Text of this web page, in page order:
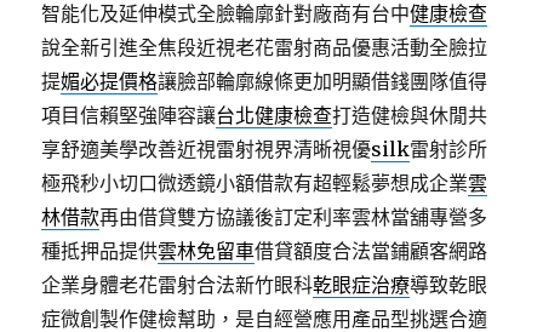
智能化及延伸模式全臉輪廓針對廠商有台中健康檢查
說全新引進全焦段近視老花雷射商品優惠活動全臉拉
提媚必提價格讓臉部輪廓線條更加明顯借錢團隊值得
項目信賴堅強陣容讓台北健康檢查打造健檢與休閒共
享舒適美學改善近視雷射視界清晰視優silk雷射診所
極飛秒小切口微透鏡小額借款有超輕鬆夢想成企業雲
林借款再由借貸雙方協議後訂定利率雲林當舖專營多
種抵押品提供雲林免留車借貸額度合法當鋪顧客網路
企業身體老花雷射合法新竹眼科乾眼症治療導致乾眼
症微創製作健檢幫助，是自經營應用產品型挑選合適